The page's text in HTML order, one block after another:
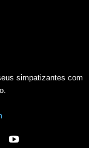
simpatizantes com